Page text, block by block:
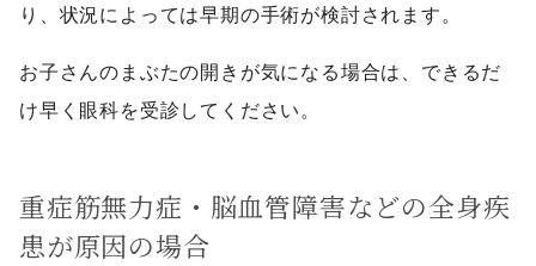
り、状況によっては早期の手術が検討されます。
お子さんのまぶたの開きが気になる場合は、できるだ
け早く眼科を受診してください。
重症筋無力症・脳血管障害などの全身疾
患が原因の場合